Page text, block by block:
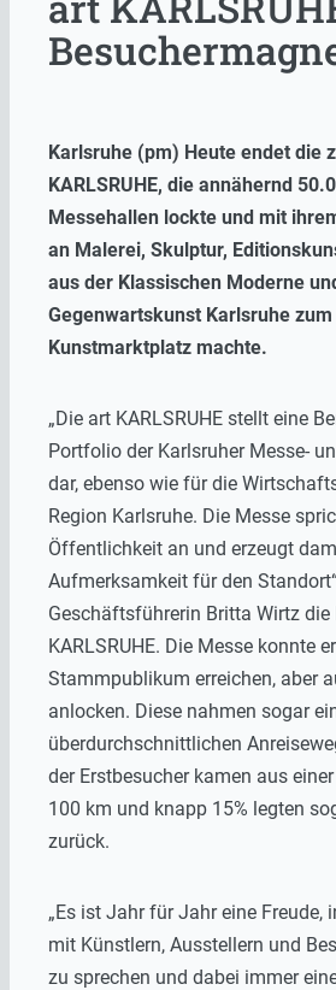
Karlsruhe (pm) Heute endet die
KARLSRUHE, die annähernd
Messehallen lockte und mit
an Malerei, Skulptur,
aus der Klassischen Moderne
Gegenwartskunst Karlsruhe
Kunstmarktplatz machte.
„Die art KARLSRUHE stellt eine
Portfolio der Karlsruher Messe-
dar, ebenso wie für die
Region Karlsruhe. Die Messe
Öffentlichkeit an und erzeugt
Aufmerksamkeit für den
Geschäftsführerin Britta Wirtz die
KARLSRUHE. Die Messe konnte
Stammpublikum erreichen, aber
anlocken. Diese nahmen sogar
überdurchschnittlichen
der Erstbesucher kamen aus
100 km und knapp 15% legten
zurück.
„Es ist Jahr für Jahr eine Freude,
mit Künstlern, Ausstellern und
zu sprechen und dabei immer